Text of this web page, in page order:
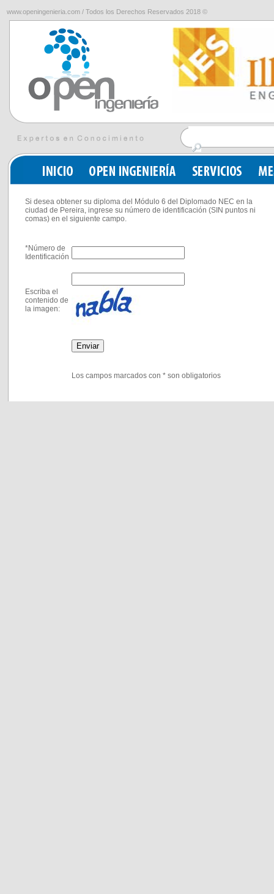
www.openingenieria.com / Todos los Derechos Reservados 2018 ©
Si desea obtener su diploma del Módulo 6 del Diplomado NEC en la
ciudad de Pereira, ingrese su número de identificación (SIN puntos ni
comas) en el siguiente campo.
*Número de
Identificación
Escriba el
contenido de
la imagen:
Los campos marcados con * son obligatorios